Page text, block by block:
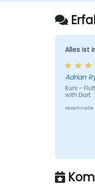
Alles ist
Adrian
Kurs -
with Dart
Maschinelle